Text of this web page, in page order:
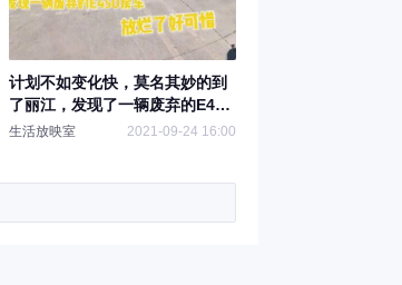
计划不如变化快，莫名其妙的到
了丽江，发现了一辆废弃的E450
房车
生活放映室 2021-09-24 16:00